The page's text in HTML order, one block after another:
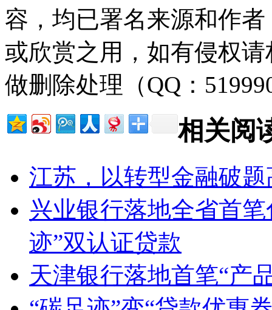
容，均已署名来源和作
或欣赏之用，如有侵权
做删除处理（QQ：
相关阅
江苏，以转型金融破
兴业银行落地全省首
迹”双认证贷款
天津银行落地首笔“产